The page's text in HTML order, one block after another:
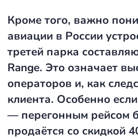
Кроме того, важно
авиации в России
третей парка
Range. Это означает
операторов и, как
клиента. Особенно
— перегонным рейсом
продаётся со скидкой